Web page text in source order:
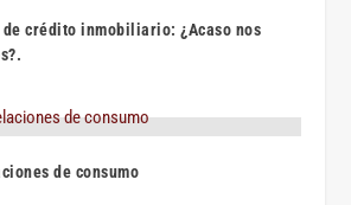
crédito inmobiliario: ¿Acaso nos
de consumo